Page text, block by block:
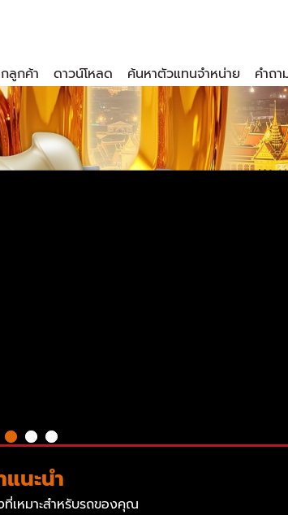
ลูกค้า ดาวน์โหลด ค้นหาตัวแทนจำหน่าย คำถ
นะนำ
ที่เหมาะสำหรับรถของคุณ